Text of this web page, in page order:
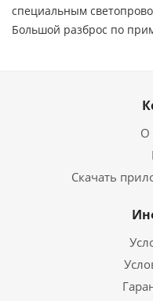
специальным
Большой разброс по
О
Скачать